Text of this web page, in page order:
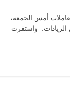
أمس الجمعة،
الزيادات. واستقرت